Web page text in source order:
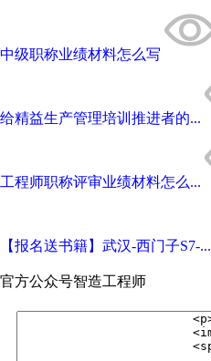
中级职称业绩材料怎么写
给精益生产管理培训推进者的...
工程师职称评审业绩材料怎么...
【报名送书籍】武汉-西门子S7-...
官方公众号智造工程师